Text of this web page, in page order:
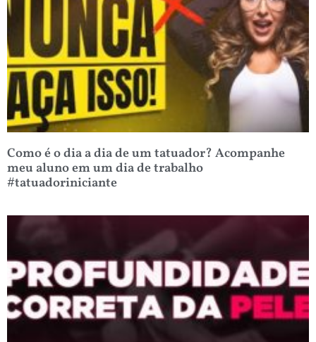
Como é o dia a dia de um tatuador? Acompanhe
meu aluno em um dia de trabalho
#tatuadoriniciante